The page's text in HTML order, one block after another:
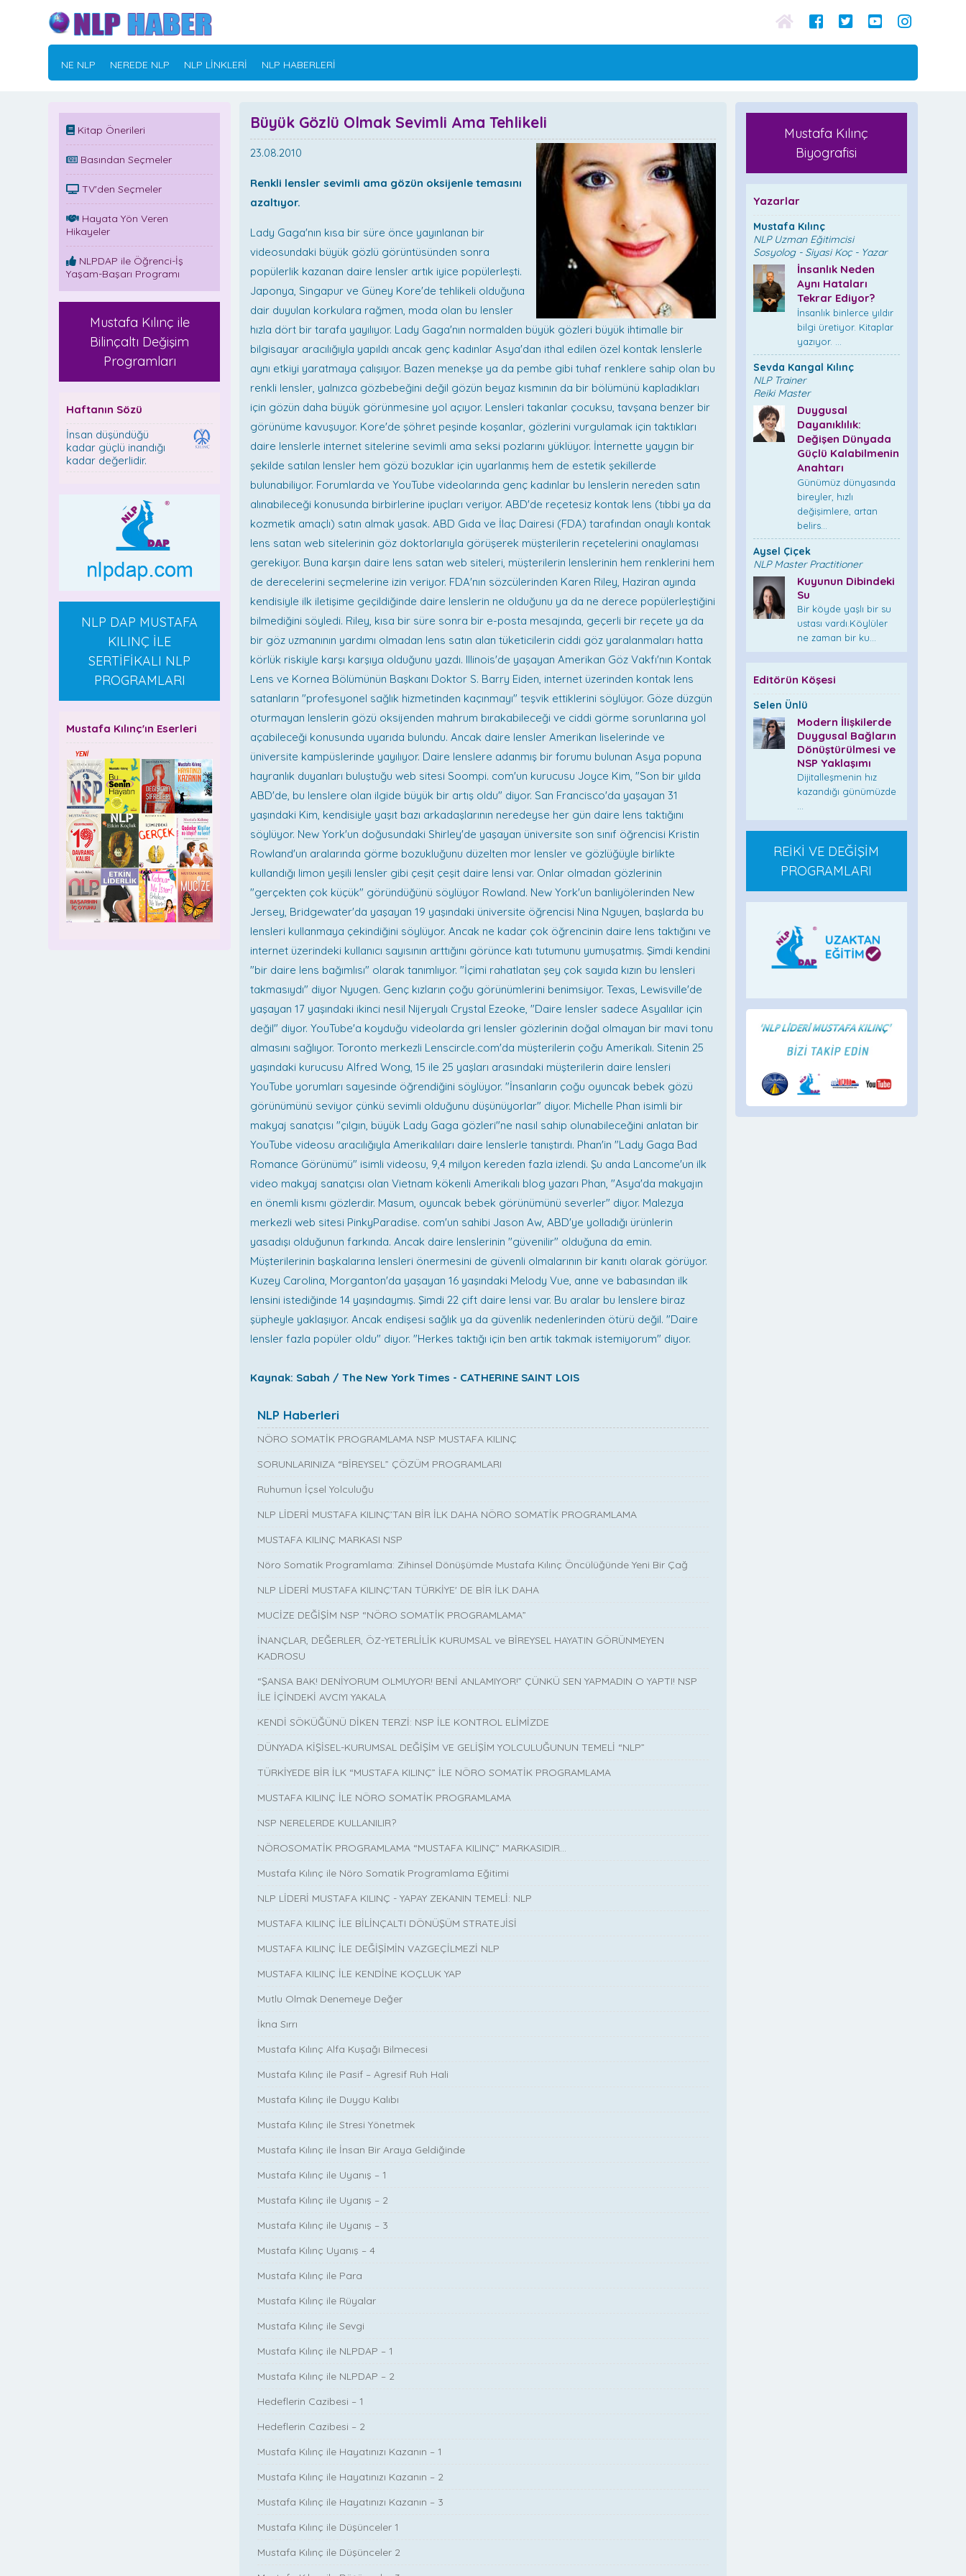
NE NLP NEREDE NLP NLP LİNKLERİ NLP HABERLERİ
Kitap Önerileri
Basından Seçmeler
TV'den Seçmeler
Hayata Yön Veren
Hikayeler
NLPDAP ile Öğrenci-İş
Yaşam-Başarı Programı
Mustafa Kılınç ile
Bilinçaltı Değişim
Programları
Haftanın Sözü
İnsan düşündüğü
kadar güçlü inandığı
kadar değerlidir.
NLP DAP MUSTAFA
KILINÇ İLE
SERTİFİKALI NLP
PROGRAMLARI
Mustafa Kılınç'ın Eserleri
Büyük Gözlü Olmak Sevimli Ama Tehlikeli
23.08.2010
Renkli lensler sevimli ama gözün oksijenle temasını
azaltıyor.
Lady Gaga'nın kısa bir süre önce yayınlanan bir
videosundaki büyük gözlü görüntüsünden sonra
popülerlik kazanan daire lensler artık iyice popülerleşti.
Japonya, Singapur ve Güney Kore'de tehlikeli olduğuna
dair duyulan korkulara rağmen, moda olan bu lensler
hızla dört bir tarafa yayılıyor. Lady Gaga'nın normalden büyük gözleri büyük ihtimalle bir
bilgisayar aracılığıyla yapıldı ancak genç kadınlar Asya'dan ithal edilen özel kontak lenslerle
aynı etkiyi yaratmaya çalışıyor. Bazen menekşe ya da pembe gibi tuhaf renklere sahip olan bu
renkli lensler, yalnızca gözbebeğini değil gözün beyaz kısmının da bir bölümünü kapladıkları
için gözün daha büyük görünmesine yol açıyor. Lensleri takanlar çocuksu, tavşana benzer bir
görünüme kavuşuyor. Kore'de şöhret peşinde koşanlar, gözlerini vurgulamak için taktıkları
daire lenslerle internet sitelerine sevimli ama seksi pozlarını yüklüyor. İnternette yaygın bir
şekilde satılan lensler hem gözü bozuklar için uyarlanmış hem de estetik şekillerde
bulunabiliyor. Forumlarda ve YouTube videolarında genç kadınlar bu lenslerin nereden satın
alınabileceği konusunda birbirlerine ipuçları veriyor. ABD'de reçetesiz kontak lens (tıbbi ya da
kozmetik amaçlı) satın almak yasak. ABD Gıda ve İlaç Dairesi (FDA) tarafından onaylı kontak
lens satan web sitelerinin göz doktorlarıyla görüşerek müşterilerin reçetelerini onaylaması
gerekiyor. Buna karşın daire lens satan web siteleri, müşterilerin lenslerinin hem renklerini hem
de derecelerini seçmelerine izin veriyor. FDA'nın sözcülerinden Karen Riley, Haziran ayında
kendisiyle ilk iletişime geçildiğinde daire lenslerin ne olduğunu ya da ne derece popülerleştiğini
bilmediğini söyledi. Riley, kısa bir süre sonra bir e-posta mesajında, geçerli bir reçete ya da
bir göz uzmanının yardımı olmadan lens satın alan tüketicilerin ciddi göz yaralanmaları hatta
körlük riskiyle karşı karşıya olduğunu yazdı. Illinois'de yaşayan Amerikan Göz Vakfı'nın Kontak
Lens ve Kornea Bölümünün Başkanı Doktor S. Barry Eiden, internet üzerinden kontak lens
satanların "profesyonel sağlık hizmetinden kaçınmayı" teşvik ettiklerini söylüyor. Göze düzgün
oturmayan lenslerin gözü oksijenden mahrum bırakabileceği ve ciddi görme sorunlarına yol
açabileceği konusunda uyarıda bulundu. Ancak daire lensler Amerikan liselerinde ve
üniversite kampüslerinde yayılıyor. Daire lenslere adanmış bir forumu bulunan Asya popuna
hayranlık duyanları buluştuğu web sitesi Soompi. com'un kurucusu Joyce Kim, "Son bir yılda
ABD'de, bu lenslere olan ilgide büyük bir artış oldu" diyor. San Francisco'da yaşayan 31
yaşındaki Kim, kendisiyle yaşıt bazı arkadaşlarının neredeyse her gün daire lens taktığını
söylüyor. New York'un doğusundaki Shirley'de yaşayan üniversite son sınıf öğrencisi Kristin
Rowland'un aralarında görme bozukluğunu düzelten mor lensler ve gözlüğüyle birlikte
kullandığı limon yeşili lensler gibi çeşit çeşit daire lensi var. Onlar olmadan gözlerinin
"gerçekten çok küçük" göründüğünü söylüyor Rowland. New York'un banliyölerinden New
Jersey, Bridgewater'da yaşayan 19 yaşındaki üniversite öğrencisi Nina Nguyen, başlarda bu
lensleri kullanmaya çekindiğini söylüyor. Ancak ne kadar çok öğrencinin daire lens taktığını ve
internet üzerindeki kullanıcı sayısının arttığını görünce katı tutumunu yumuşatmış. Şimdi kendini
"bir daire lens bağımlısı" olarak tanımlıyor. "İçimi rahatlatan şey çok sayıda kızın bu lensleri
takmasıydı" diyor Nyugen. Genç kızların çoğu görünümlerini benimsiyor. Texas, Lewisville'de
yaşayan 17 yaşındaki ikinci nesil Nijeryalı Crystal Ezeoke, "Daire lensler sadece Asyalılar için
değil" diyor. YouTube'a koyduğu videolarda gri lensler gözlerinin doğal olmayan bir mavi tonu
almasını sağlıyor. Toronto merkezli Lenscircle.com'da müşterilerin çoğu Amerikalı. Sitenin 25
yaşındaki kurucusu Alfred Wong, 15 ile 25 yaşları arasındaki müşterilerin daire lensleri
YouTube yorumları sayesinde öğrendiğini söylüyor. "İnsanların çoğu oyuncak bebek gözü
görünümünü seviyor çünkü sevimli olduğunu düşünüyorlar" diyor. Michelle Phan isimli bir
makyaj sanatçısı "çılgın, büyük Lady Gaga gözleri"ne nasıl sahip olunabileceğini anlatan bir
YouTube videosu aracılığıyla Amerikalıları daire lenslerle tanıştırdı. Phan'in "Lady Gaga Bad
Romance Görünümü" isimli videosu, 9,4 milyon kereden fazla izlendi. Şu anda Lancome'un ilk
video makyaj sanatçısı olan Vietnam kökenli Amerikalı blog yazarı Phan, "Asya'da makyajın
en önemli kısmı gözlerdir. Masum, oyuncak bebek görünümünü severler" diyor. Malezya
merkezli web sitesi PinkyParadise. com'un sahibi Jason Aw, ABD'ye yolladığı ürünlerin
yasadışı olduğunun farkında. Ancak daire lenslerinin "güvenilir" olduğuna da emin.
Müşterilerinin başkalarına lensleri önermesini de güvenli olmalarının bir kanıtı olarak görüyor.
Kuzey Carolina, Morganton'da yaşayan 16 yaşındaki Melody Vue, anne ve babasından ilk
lensini istediğinde 14 yaşındaymış. Şimdi 22 çift daire lensi var. Bu aralar bu lenslere biraz
şüpheyle yaklaşıyor. Ancak endişesi sağlık ya da güvenlik nedenlerinden ötürü değil. "Daire
lensler fazla popüler oldu" diyor. "Herkes taktığı için ben artık takmak istemiyorum" diyor.
Kaynak: Sabah / The New York Times - CATHERINE SAINT LOIS
NLP Haberleri
NÖRO SOMATİK PROGRAMLAMA NSP MUSTAFA KILINÇ
SORUNLARINIZA “BİREYSEL” ÇÖZÜM PROGRAMLARI
Ruhumun İçsel Yolculuğu
NLP LİDERİ MUSTAFA KILINÇ’TAN BİR İLK DAHA NÖRO SOMATİK PROGRAMLAMA
MUSTAFA KILINÇ MARKASI NSP
Nöro Somatik Programlama: Zihinsel Dönüşümde Mustafa Kılınç Öncülüğünde Yeni Bir Çağ
NLP LİDERİ MUSTAFA KILINÇ'TAN TÜRKİYE' DE BİR İLK DAHA
MUCİZE DEĞİŞİM NSP “NÖRO SOMATİK PROGRAMLAMA”
İNANÇLAR, DEĞERLER, ÖZ-YETERLİLİK KURUMSAL ve BİREYSEL HAYATIN GÖRÜNMEYEN
KADROSU
“ŞANSA BAK! DENİYORUM OLMUYOR! BENİ ANLAMIYOR!” ÇÜNKÜ SEN YAPMADIN O YAPTI! NSP
İLE İÇİNDEKİ AVCIYI YAKALA
KENDİ SÖKÜĞÜNÜ DİKEN TERZİ: NSP İLE KONTROL ELİMİZDE
DÜNYADA KİŞİSEL-KURUMSAL DEĞİŞİM VE GELİŞİM YOLCULUĞUNUN TEMELİ “NLP”
TÜRKİYEDE BİR İLK “MUSTAFA KILINÇ” İLE NÖRO SOMATİK PROGRAMLAMA
MUSTAFA KILINÇ İLE NÖRO SOMATİK PROGRAMLAMA
NSP NERELERDE KULLANILIR?
NÖROSOMATİK PROGRAMLAMA “MUSTAFA KILINÇ” MARKASIDIR…
Mustafa Kılınç ile Nöro Somatik Programlama Eğitimi
NLP LİDERİ MUSTAFA KILINÇ - YAPAY ZEKANIN TEMELİ: NLP
MUSTAFA KILINÇ İLE BİLİNÇALTI DÖNÜŞÜM STRATEJİSİ
MUSTAFA KILINÇ İLE DEĞİŞİMİN VAZGEÇİLMEZİ NLP
MUSTAFA KILINÇ İLE KENDİNE KOÇLUK YAP
Mutlu Olmak Denemeye Değer
İkna Sırrı
Mustafa Kılınç Alfa Kuşağı Bilmecesi
Mustafa Kılınç ile Pasif – Agresif Ruh Hali
Mustafa Kılınç ile Duygu Kalıbı
Mustafa Kılınç ile Stresi Yönetmek
Mustafa Kılınç ile İnsan Bir Araya Geldiğinde
Mustafa Kılınç ile Uyanış – 1
Mustafa Kılınç ile Uyanış – 2
Mustafa Kılınç ile Uyanış – 3
Mustafa Kılınç Uyanış – 4
Mustafa Kılınç ile Para
Mustafa Kılınç ile Rüyalar
Mustafa Kılınç ile Sevgi
Mustafa Kılınç ile NLPDAP – 1
Mustafa Kılınç ile NLPDAP – 2
Hedeflerin Cazibesi – 1
Hedeflerin Cazibesi – 2
Mustafa Kılınç ile Hayatınızı Kazanın – 1
Mustafa Kılınç ile Hayatınızı Kazanın – 2
Mustafa Kılınç ile Hayatınızı Kazanın – 3
Mustafa Kılınç ile Düşünceler 1
Mustafa Kılınç ile Düşünceler 2
Mustafa Kılınç
Biyografisi
Yazarlar
Mustafa Kılınç
NLP Uzman Eğitimcisi
Sosyolog - Siyasi Koç - Yazar
İnsanlık Neden
Aynı Hataları
Tekrar Ediyor?
İnsanlık binlerce yıldır
bilgi üretiyor. Kitaplar
yazıyor. ...
Sevda Kangal Kılınç
NLP Trainer
Reiki Master
Duygusal
Dayanıklılık:
Değişen Dünyada
Güçlü Kalabilmenin
Anahtarı
Günümüz dünyasında
bireyler, hızlı
değişimlere, artan
belirs...
Aysel Çiçek
NLP Master Practitioner
Kuyunun Dibindeki
Su
Bir köyde yaşlı bir su
ustası vardı.Köylüler
ne zaman bir ku...
Editörün Köşesi
Selen Ünlü
Modern İlişkilerde
Duygusal Bağların
Dönüştürülmesi ve
NSP Yaklaşımı
Dijitalleşmenin hız
kazandığı günümüzde
...
REİKİ VE DEĞİŞİM
PROGRAMLARI